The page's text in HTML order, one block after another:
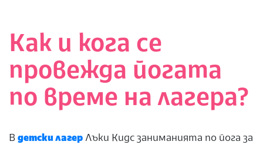
Как и кога се
провежда йогата
по време на лагера?
В детски лагер Лъки Кидс заниманията по йога за